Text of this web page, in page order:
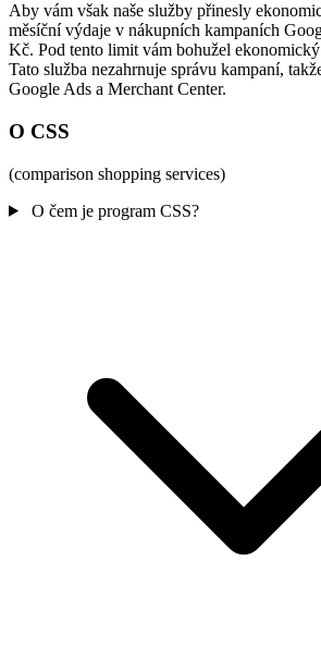
Aby vám však naše služby přinesly
měsíční výdaje v nákupních kampaních
Kč. Pod tento limit vám bohužel ekonomický
Tato služba nezahrnuje správu kampaní,
Google Ads a Merchant Center.
O CSS
(comparison shopping services)
O čem je program CSS?